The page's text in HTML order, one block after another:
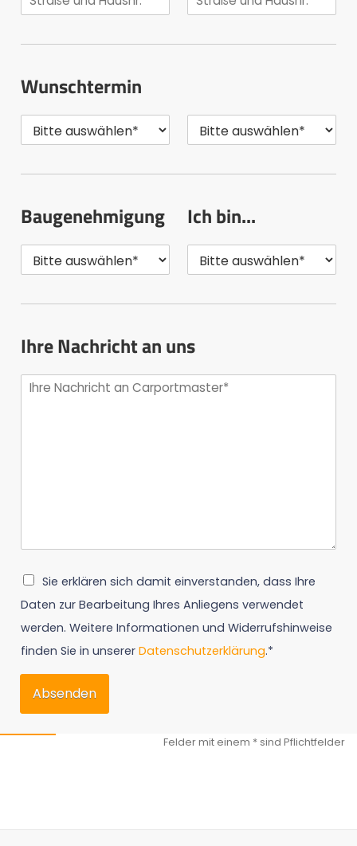
Wunschtermin
Baugenehmigung Ich bin...
Ihre Nachricht an uns
Sie erklären sich damit einverstanden, dass Ihre
Daten zur Bearbeitung Ihres Anliegens verwendet
werden. Weitere Informationen und Widerrufshinweise
finden Sie in unserer Datenschutzerklärung.*
Absenden